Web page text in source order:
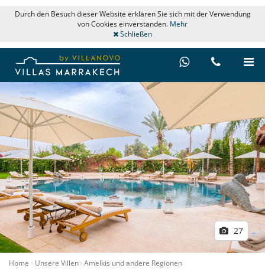
Durch den Besuch dieser Website erklären Sie sich mit der Verwendung
von Cookies einverstanden. Mehr
Schließen
27
Home Unsere Villen Amelkis und andere Regionen